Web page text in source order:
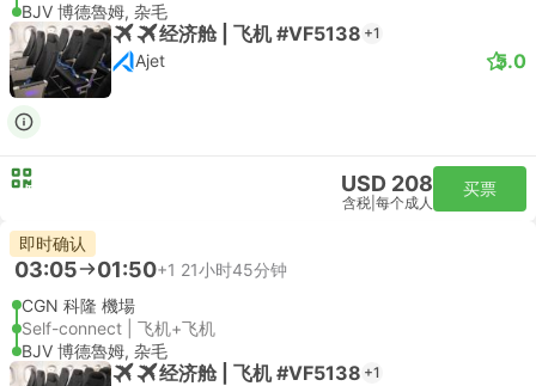
BJV 博德魯姆, 杂毛
经济舱 | 飞机 #VF5138 +1
Ajet 5.0
USD 208
含税 每个成人
买票
即时确认
03:05 01:50+1 21小时45分钟
CGN 科隆 機場
Self-connect | 飞机+飞机
BJV 博德魯姆, 杂毛
经济舱 | 飞机 #VF5138 +1